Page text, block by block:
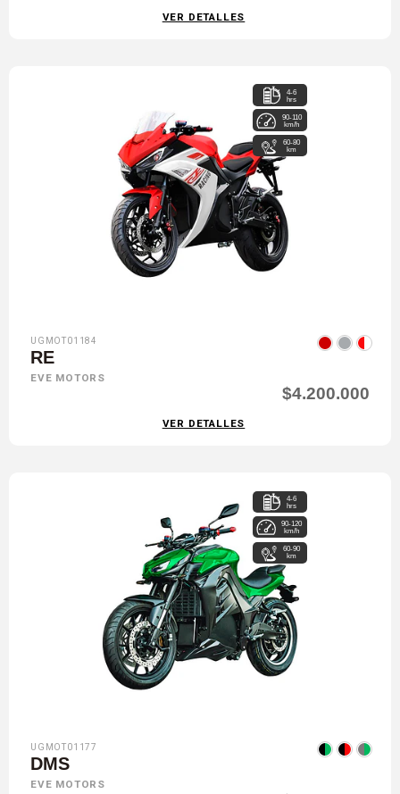
VER DETALLES
4-6
hrs
90-110
km/h
60-80
km
UGMOT01184
RE
EVE MOTORS
$4.200.000
VER DETALLES
4-6
hrs
90-120
km/h
60-90
km
UGMOT01177
DMS
EVE MOTORS